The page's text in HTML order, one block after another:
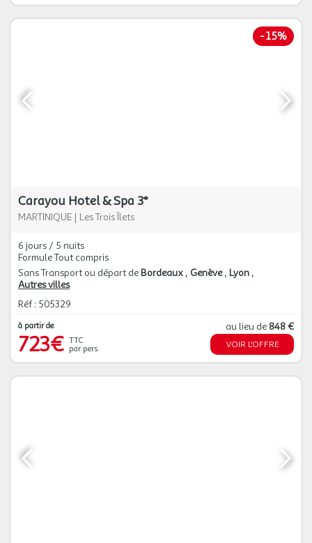
-15%
Carayou Hotel & Spa 3*
MARTINIQUE | Les Trois Îlets
6 jours / 5 nuits
Formule Tout compris
Sans Transport ou départ de Bordeaux Genève Lyon
Autres villes
Réf : 505329
à partir de
723€ TTC
par pers.
au lieu de 848 €
VOIR L'OFFRE